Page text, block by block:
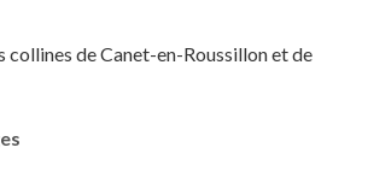
collines de Canet-en-Roussillon et de